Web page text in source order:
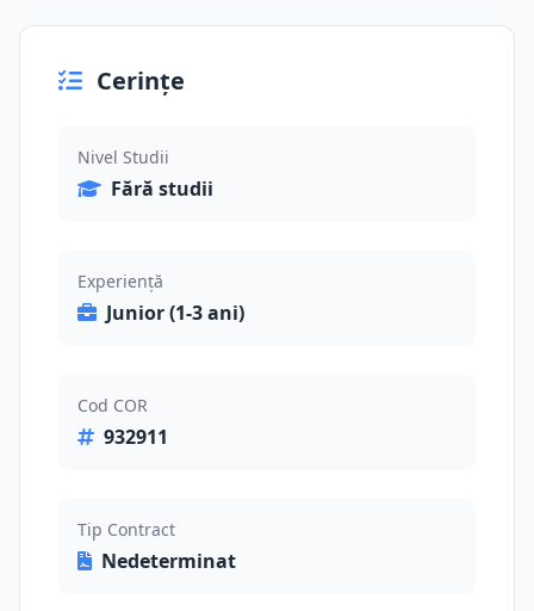
Cerințe
Nivel Studii
Fără studii
Experiență
Junior (1-3 ani)
Cod COR
932911
Tip Contract
Nedeterminat